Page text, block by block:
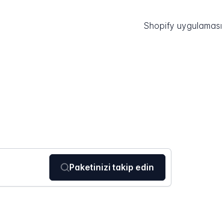
Shopify uygulaması
Paketinizi takip edin